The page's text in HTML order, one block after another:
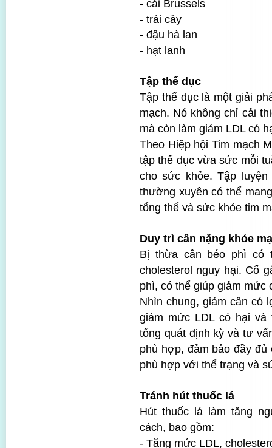
- cải Brussels
- trái cây
- đậu hà lan
- hạt lanh
Tập thể dục
Tập thể dục là một giải
mạch. Nó không chỉ cải
mà còn làm giảm LDL có
Theo Hiệp hội Tim mạch
tập thể dục vừa sức mỗi
cho sức khỏe. Tập
thường xuyên có thể
tổng thể và sức khỏe tim
Duy trì cân nặng khỏe
Bị thừa cân béo phì có
cholesterol nguy hại. Cố
phì, có thể giúp giảm mức
Nhìn chung, giảm cân có
giảm mức LDL có hại
tổng quát định kỳ và tư
phù hợp, đảm bảo đầy
phù hợp với thể trạng và
Tránh hút thuốc lá
Hút thuốc lá làm tăng
cách, bao gồm:
- Tăng mức LDL,